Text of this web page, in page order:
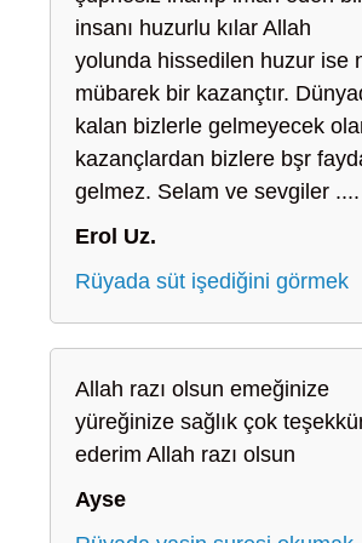
insanı huzurlu kılar Allah
yolunda hissedilen huzur ise
mübarek bir kazançtır.
kalan bizlerle gelmeyecek
kazançlardan bizlere bşr
gelmez. Selam ve sevgiler ....
Erol Uz.
Rüyada süt işediğini görmek
Allah razı olsun emeğinize
yüreğinize sağlık çok
ederim Allah razı olsun
Ayse